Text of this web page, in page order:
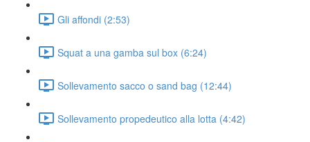
Gli affondi (2:53)
Squat a una gamba sul box (6:24)
Sollevamento sacco o sand bag (12:44)
Sollevamento propedeutico alla lotta (4:42)